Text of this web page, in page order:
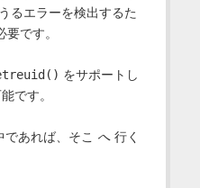
るエラーを検出するた
です。
をサポートし
です。
あれば、そこ へ行く